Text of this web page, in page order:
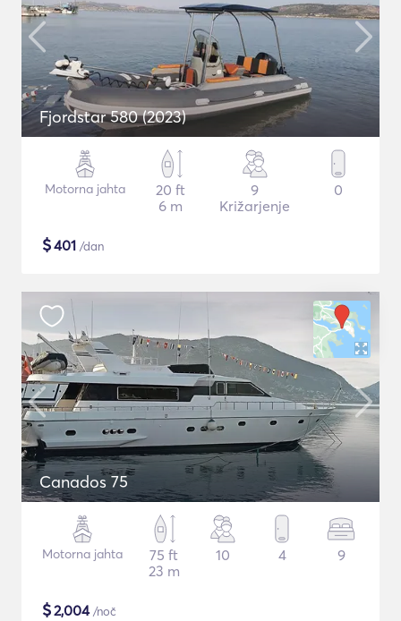
Fjordstar 580 (2023)
Motorna jahta
20 ft
6 m
9
Križarjenje
0
$401 /dan
Canados 75
Motorna jahta
75 ft
23 m
10 4 9
$2,004/noč